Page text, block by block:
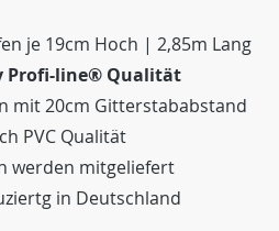
je 19cm Hoch | 2,85m Lang
Profi-line® Qualität
mit 20cm Gitterstababstand
PVC Qualität
werden mitgeliefert
in Deutschland